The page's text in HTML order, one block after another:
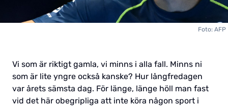
Foto: AFP
Vi som är riktigt gamla, vi minns i alla fall. Minns ni
som är lite yngre också kanske? Hur långfredagen
var årets sämsta dag. För länge, länge höll man fast
vid det här obegripliga att inte köra någon sport i